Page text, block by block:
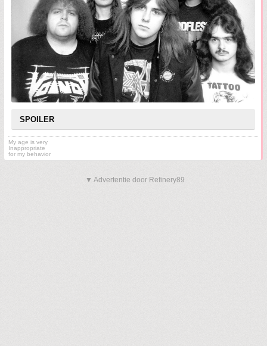
SPOILER
My age is very
Inappropriate
for my behavior
▼ Advertentie door Refinery89